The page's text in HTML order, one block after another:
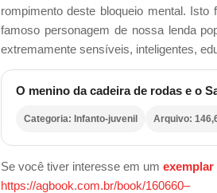
rompimento deste bloqueio mental.
famoso personagem de nossa lenda
extremamente sensíveis, inteligentes,
O menino da cadeira de rodas e o
Categoria: Infanto-juvenil Arquivo:
Se você tiver interesse em um
https://agbook.com.br/book/160660–